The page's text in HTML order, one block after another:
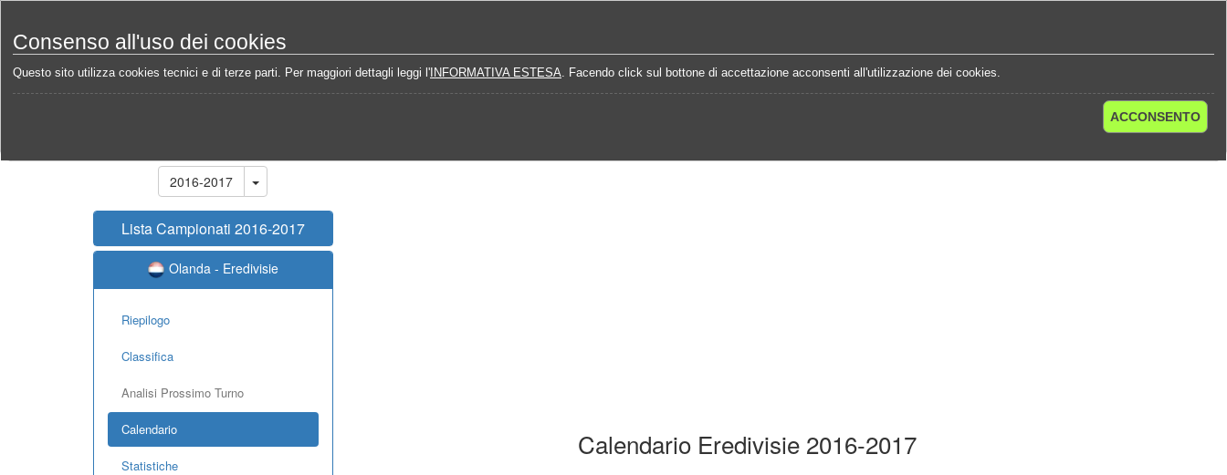
Consenso all'uso dei cookies
Questo sito utilizza cookies tecnici e di terze parti. Per maggiori dettagli leggi l' INFORMATIVA ESTESA. Facendo click sul bottone di accettazione acconsenti all'utilizzazione dei cookies.
ACCONSENTO
Home Campionati Olanda - Eredivisie 2016-2017 Calendario
2016-2017
Lista Campionati 2016-2017
Olanda - Eredivisie
Riepilogo
Classifica
Analisi Prossimo Turno
Calendario
Statistiche
Calendario Eredivisie 2016-2017